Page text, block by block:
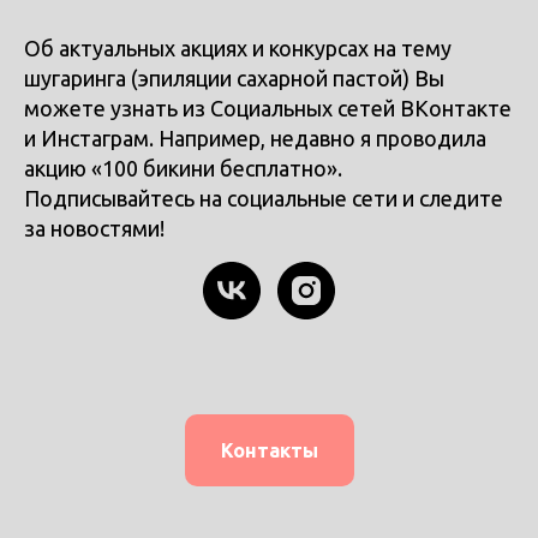
Об актуальных акциях и конкурсах на тему
шугаринга (эпиляции сахарной пастой) Вы
можете узнать из Социальных сетей ВКонтакте
и Инстаграм. Например, недавно я проводила
акцию «100 бикини бесплатно».
Подписывайтесь на социальные сети и следите
за новостями!
Контакты